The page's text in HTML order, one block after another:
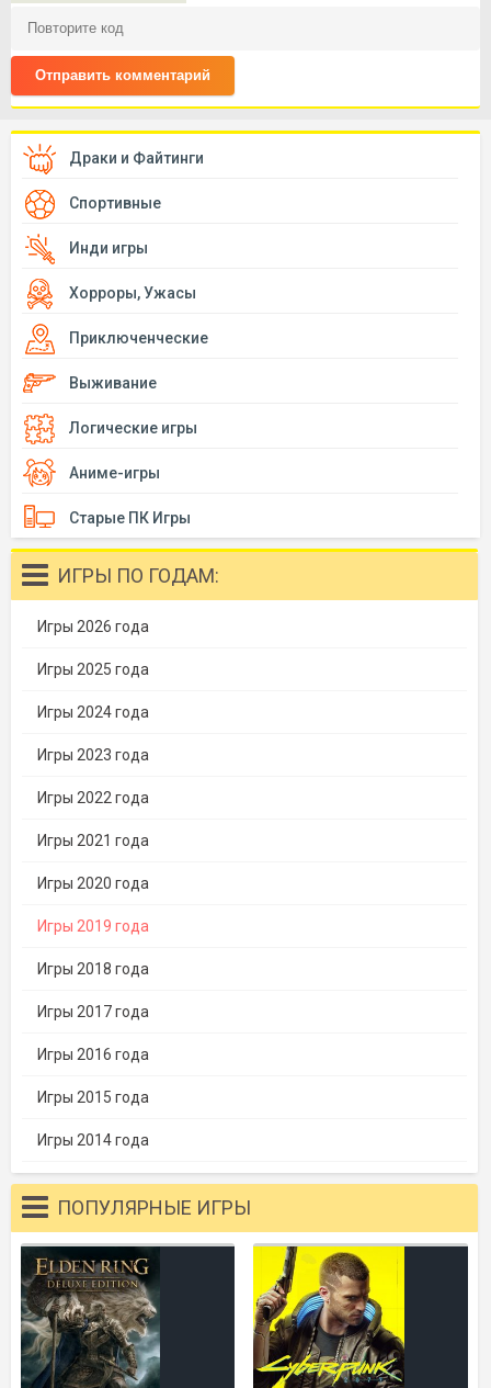
Отправить комментарий
Драки и Файтинги
Спортивные
Инди игры
Хорроры, Ужасы
Приключенческие
Выживание
Логические игры
Аниме-игры
Старые ПК Игры
ИГРЫ ПО ГОДАМ:
Игры 2026 года
Игры 2025 года
Игры 2024 года
Игры 2023 года
Игры 2022 года
Игры 2021 года
Игры 2020 года
Игры 2019 года
Игры 2018 года
Игры 2017 года
Игры 2016 года
Игры 2015 года
Игры 2014 года
ПОПУЛЯРНЫЕ ИГРЫ